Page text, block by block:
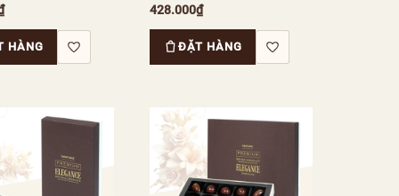
HÀNG
428.000₫
ĐẶT HÀNG